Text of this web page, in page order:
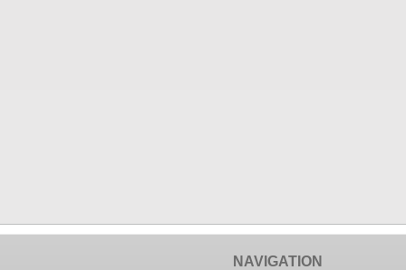
NAVIGATION